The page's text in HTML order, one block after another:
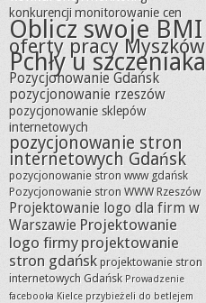
konkurencjimonitorowanie cen
Oblicz swoje BMI
oferty pracy Myszków
Pchły u szczeniaka
Pozycjonowanie Gdańsk
pozycjonowanie rzeszów
pozycjonowanie sklepów
internetowych
pozycjonowanie stron
internetowych Gdańsk
pozycjonowanie stron www gdańsk
Pozycjonowanie stron WWW Rzeszów
Projektowanie logo dla firm w
Warszawie Projektowanie
logo firmy projektowanie
stron gdańsk projektowanie stron
internetowych Gdańsk Prowadzenie
facebooka Kielce przybieżeli do betlejem